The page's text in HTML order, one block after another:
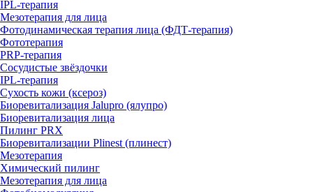
IPL‑терапия
Мезотерапия для лица
Фотодинамическая терапия лица (ФДТ-терапия)
Фототерапия
PRP-терапия
Сосудистые звёздочки
IPL‑терапия
Сухость кожи (ксероз)
Биоревитализация Jalupro (ялупро)
Биоревитализация лица
Пилинг PRX
Биоревитализации Plinest (плинест)
Мезотерапия
Химический пилинг
Мезотерапия для лица